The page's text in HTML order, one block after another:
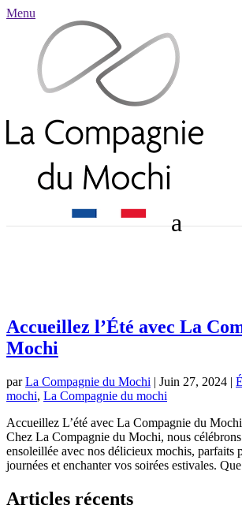
Menu
Accueillez l’Été avec La
Mochi
parLa Compagnie du Mochi | Juin 27, 2024 |
mochi, La Compagnie du mochi
Accueillez L’été avec La Compagnie du
Chez La Compagnie du Mochi, nous célébrons
ensoleillée avec nos délicieux mochis, parfaits
journées et enchanter vos soirées estivales.
Articles récents